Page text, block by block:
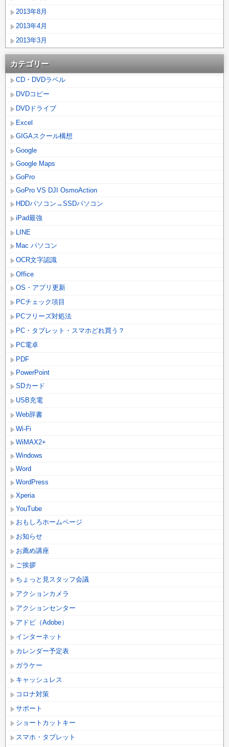
2013年8月
2013年4月
2013年3月
カテゴリー
CD・DVDラベル
DVDコピー
DVDドライブ
Excel
GIGAスクール構想
Google
Google Maps
GoPro
GoPro VS DJI OsmoAction
HDDパソコン→SSDパソコン
iPad最強
LINE
Mac パソコン
OCR文字認識
Office
OS・アプリ更新
PCチェック項目
PCフリーズ対処法
PC・タブレット・スマホどれ買う？
PC電卓
PDF
PowerPoint
SDカード
USB充電
Web辞書
Wi-Fi
WiMAX2+
Windows
Word
WordPress
Xperia
YouTube
おもしろホームページ
お知らせ
お薦め講座
ご挨拶
ちょっと見スタッフ会議
アクションカメラ
アクションセンター
アドビ（Adobe）
インターネット
カレンダー予定表
ガラケー
キャッシュレス
コロナ対策
サポート
ショートカットキー
スマホ・タブレット